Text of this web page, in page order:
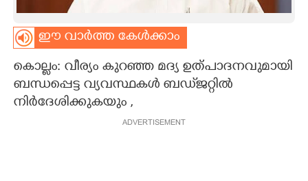
ASTRO
LITERATURE
ഈ വാർത്ത കേൾക്കാം
കൊല്ലം: വീര്യം കുറഞ്ഞ മദ്യ ഉത്പാദനവുമായി
ബന്ധപ്പെട്ട വ്യവസ്ഥകൾ ബഡ്‌ജറ്റിൽ
നിർദേശിക്കുകയും ,
ADVERTISEMENT